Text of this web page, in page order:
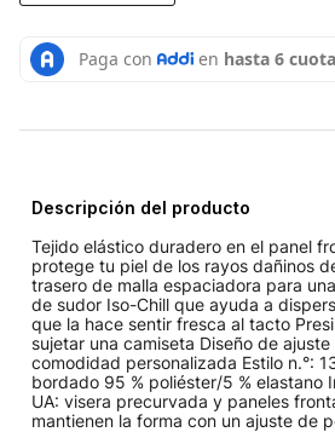
Descripción del producto
Tejido elástico duradero en el panel
protege tu piel de los rayos dañinos
trasero de malla espaciadora para
de sudor Iso-Chill que ayuda a
que la hace sentir fresca al tacto
sujetar una camiseta Diseño de
comodidad personalizada Estilo n.°:
bordado 95 % poliéster/5 % elastano
UA: visera precurvada y paneles
mantienen la forma con un ajuste de